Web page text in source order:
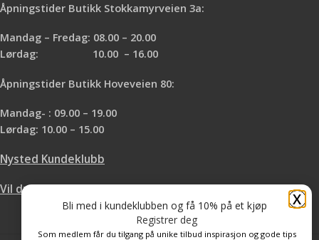
Åpningstider Butikk Stokkamyrveien 3a:
Mandag – Fredag: 08.00 – 20.00
Lørdag: 10.00 – 16.00
Åpningstider Butikk Hoveveien 80:
Mandag- : 09.00 – 19.00
Lørdag: 10.00 – 15.00
Nysted Kundeklubb
Vil du leie hos oss?
X
Bli med i kundeklubben og få 10% på et kjøp
Registrer deg
Som medlem får du tilgang på unike tilbud inspirasjon og gode tips